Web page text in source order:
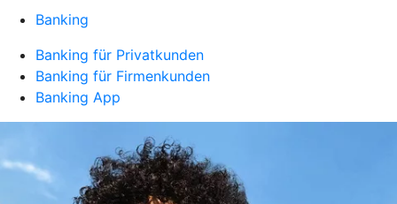
Banking
Banking für Privatkunden
Banking für Firmenkunden
Banking App